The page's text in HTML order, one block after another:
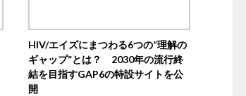
HIV/エイズにまつわる6つの“理解の
ギャップ”とは？ 2030年の流行終
結を目指すGAP6の特設サイトを公
開